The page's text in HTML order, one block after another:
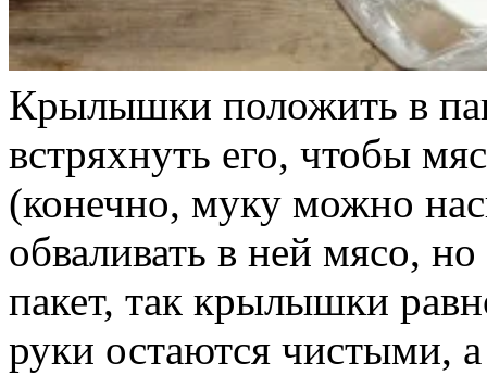
Крылышки положить в
встряхнуть его, чтобы
(конечно, муку можно
обваливать в ней мясо,
пакет, так крылышки
руки остаются чистыми,